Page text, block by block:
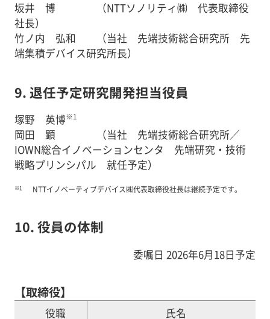
坂井 博 （NTTソノリティ㈱ 代表取締役
社長）
竹ノ内 弘和 （当社 先端技術総合研究所 先
端集積デバイス研究所長）
9. 退任予定研究開発担当役員
塚野 英博※1
岡田 顕 （当社 先端技術総合研究所／
IOWN総合イノベーションセンタ 先端研究・技術
戦略プリンシパル 就任予定）
※1 NTTイノベーティブデバイス㈱代表取締役社長は継続予定です。
10. 役員の体制
委嘱日 2026年6月18日予定
【取締役】
役職
氏名